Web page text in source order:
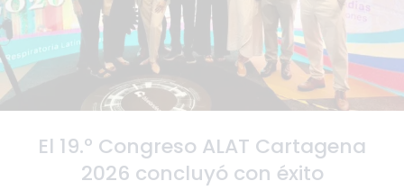
El 19.º Congreso ALAT Cartagena
2026 concluyó con éxito